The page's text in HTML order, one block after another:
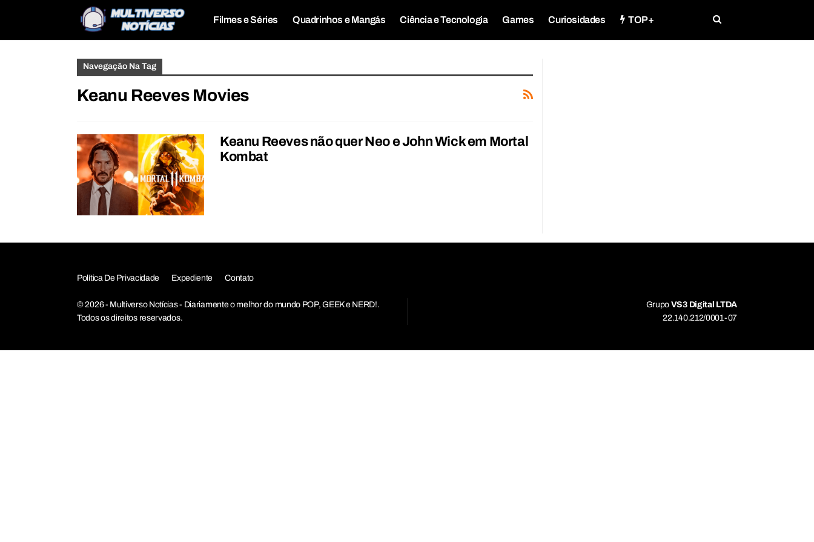
Filmes e Séries Quadrinhos e Mangás Ciência e Tecnologia Games Curiosidades TOP+
Navegação Na Tag
Keanu Reeves Movies
Keanu Reeves não quer Neo e John Wick em Mortal
Kombat
Política De Privacidade Expediente Contato
© 2026 - Multiverso Notícias - Diariamente o melhor do mundo POP, GEEK e NERD!.
Todos os direitos reservados.
Grupo VS3 Digital LTDA
22.140.212/0001-07